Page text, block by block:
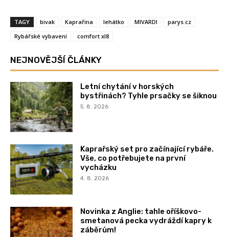
TAGY bivak Kaprařina lehátko MIVARDI
parys.cz
Rybářské vybavení
comfort xl8
NEJNOVĚJŠÍ ČLÁNKY
Letní chytání v horských
bystřinách? Tyhle prsačky se šiknou
5. 8. 2026
Kaprařský set pro začínající rybáře.
Vše, co potřebujete na první
vycházku
4. 8. 2026
Novinka z Anglie: tahle oříškovo-
smetanová pecka vydráždí kapry k
záběrům!